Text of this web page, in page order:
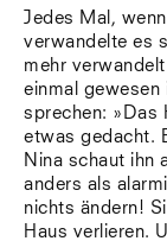
Jedes Mal,
verwandelte es
mehr
einmal
sprechen: »Das
etwas gedacht.
Nina schaut ihn
anders als
nichts ändern!
Haus verlieren.